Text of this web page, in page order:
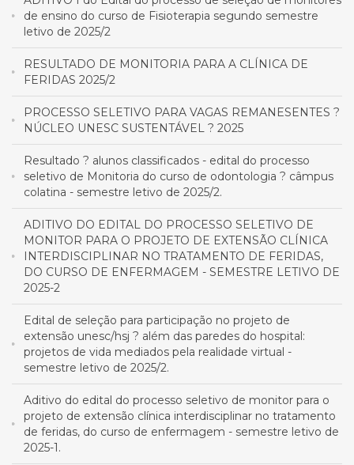
de ensino do curso de Fisioterapia segundo semestre
letivo de 2025/2
RESULTADO DE MONITORIA PARA A CLÍNICA DE
FERIDAS 2025/2
PROCESSO SELETIVO PARA VAGAS REMANESENTES ?
NÚCLEO UNESC SUSTENTÁVEL ? 2025
Resultado ? alunos classificados - edital do processo
seletivo de Monitoria do curso de odontologia ? câmpus
colatina - semestre letivo de 2025/2.
ADITIVO DO EDITAL DO PROCESSO SELETIVO DE
MONITOR PARA O PROJETO DE EXTENSÃO CLÍNICA
INTERDISCIPLINAR NO TRATAMENTO DE FERIDAS,
DO CURSO DE ENFERMAGEM - SEMESTRE LETIVO DE
2025-2
Edital de seleção para participação no projeto de
extensão unesc/hsj ? além das paredes do hospital:
projetos de vida mediados pela realidade virtual -
semestre letivo de 2025/2.
Aditivo do edital do processo seletivo de monitor para o
projeto de extensão clínica interdisciplinar no tratamento
de feridas, do curso de enfermagem - semestre letivo de
2025-1.